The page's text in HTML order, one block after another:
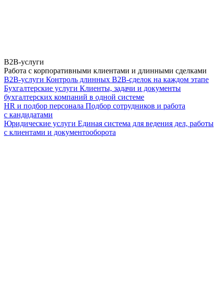
B2B-услуги
Работа с корпоративными клиентами и длинными сделками
B2B-услуги Контроль длинных B2B-сделок на каждом этапе
Бухгалтерские услуги Клиенты, задачи и документы
бухгалтерских компаний в одной системе
HR и подбор персонала Подбор сотрудников и работа
с кандидатами
Юридические услуги Единая система для ведения дел, работы
с клиентами и документооборота